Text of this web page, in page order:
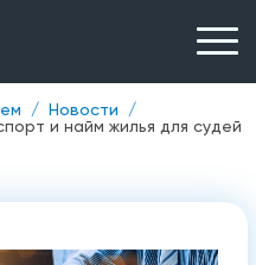
Новости
и найм жилья для судей